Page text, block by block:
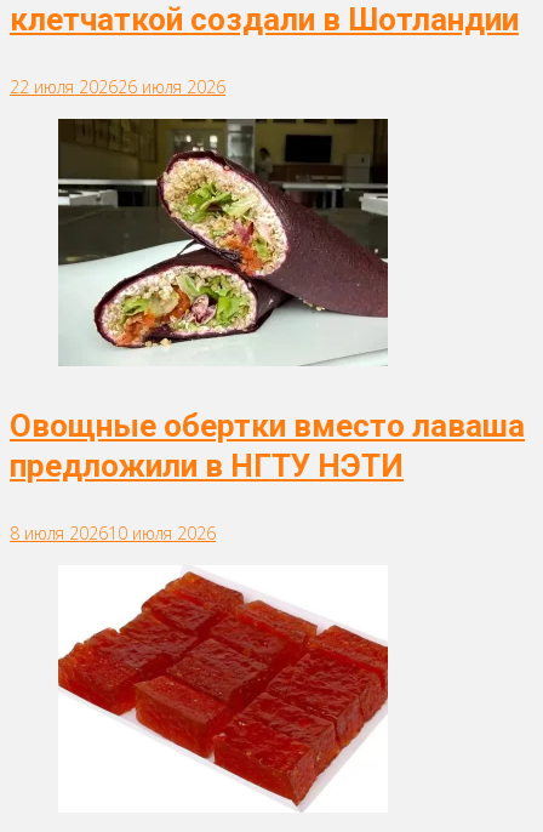
клетчаткой создали в Шотландии
22 июля 202626 июля 2026
Овощные обертки вместо лаваша
предложили в НГТУ НЭТИ
8 июля 202610 июля 2026